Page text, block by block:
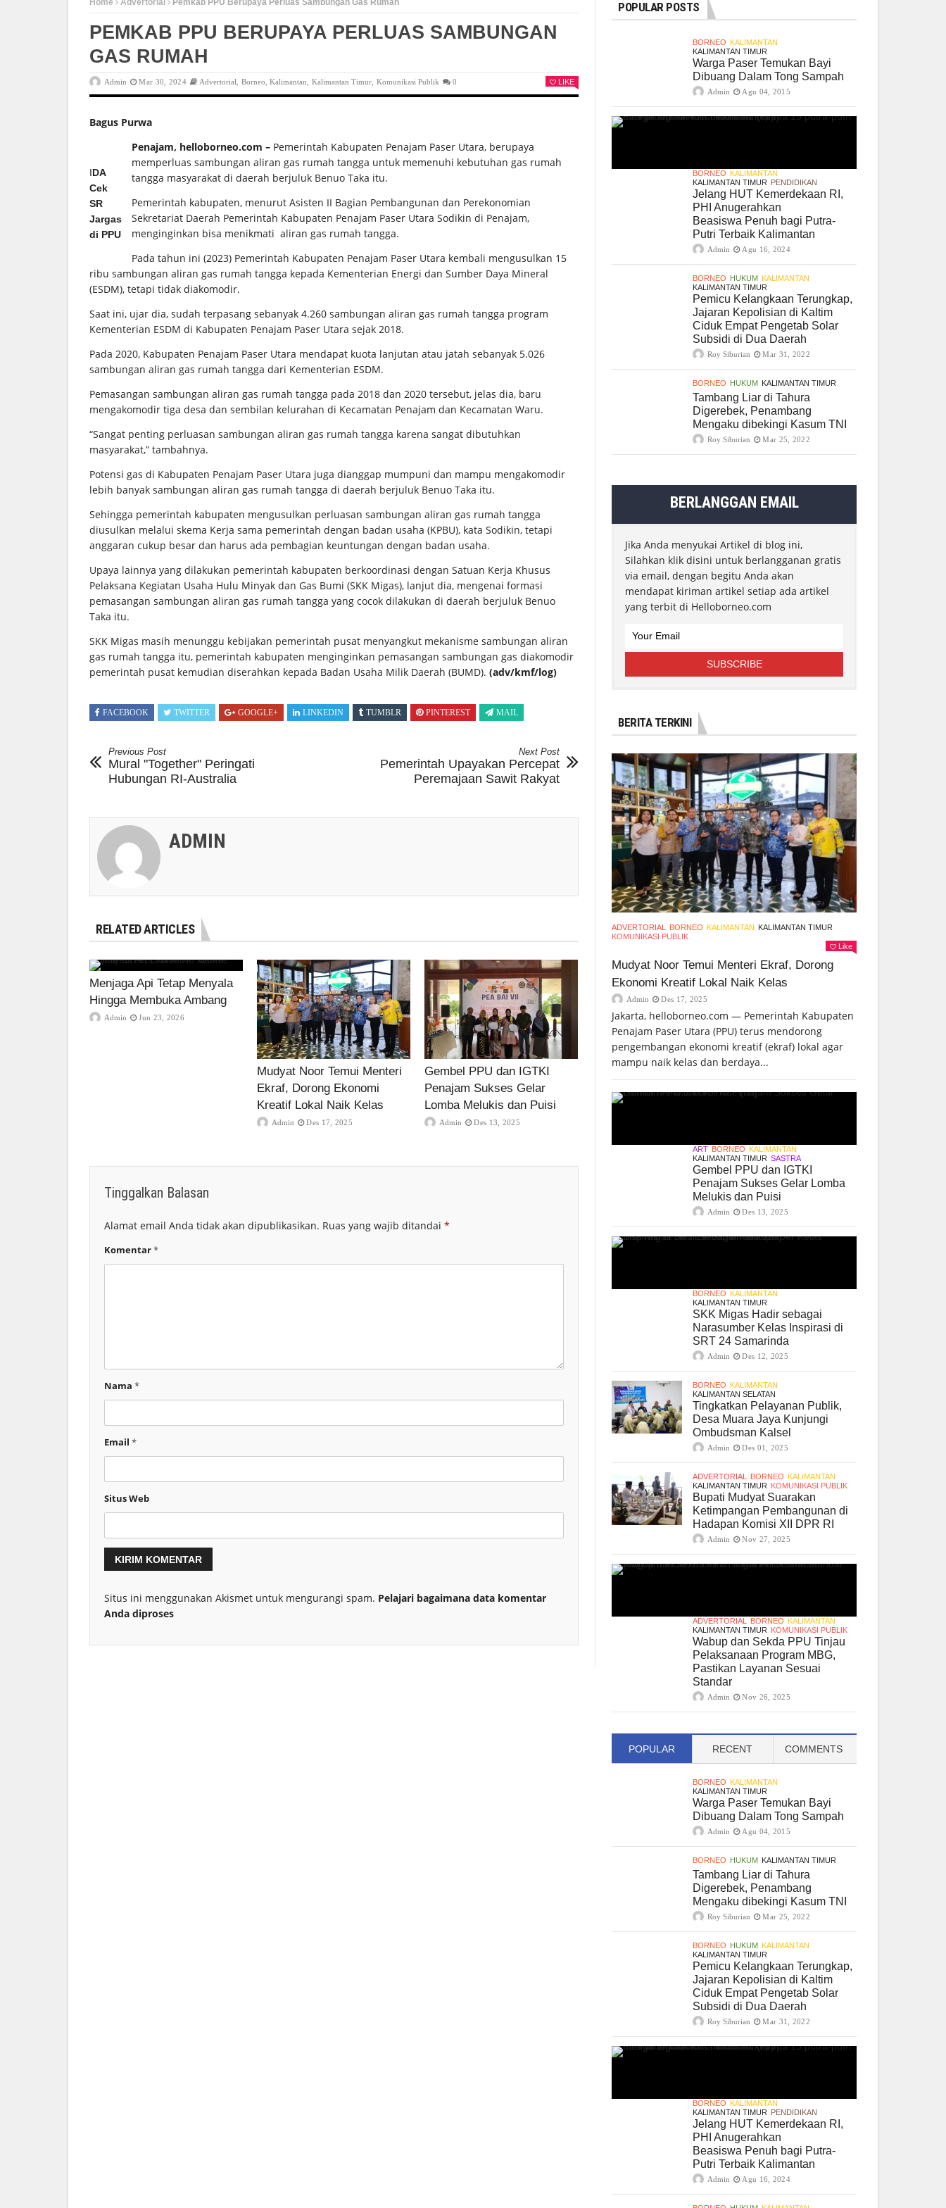
PEMKAB PPU BERUPAYA PERLUAS SAMBUNGAN
GAS RUMAH
Admin Mar 30, 2024 Advertorial Borneo ,Kalimantan ,Kalimantan Timur Komunikasi Publik 0 LIKE
Bagus Purwa
IDA
Cek
SR
Jargas
di PPU
Penajam, helloborneo.com – Pemerintah Kabupaten Penajam Paser Utara, berupaya
memperluas sambungan aliran gas rumah tangga untuk memenuhi kebutuhan gas rumah
tangga masyarakat di daerah berjuluk Benuo Taka itu.
Pemerintah kabupaten, menurut Asisten II Bagian Pembangunan dan Perekonomian
Sekretariat Daerah Pemerintah Kabupaten Penajam Paser Utara Sodikin di Penajam,
menginginkan bisa menikmati aliran gas rumah tangga.
Pada tahun ini (2023) Pemerintah Kabupaten Penajam Paser Utara kembali mengusulkan 15
ribu sambungan aliran gas rumah tangga kepada Kementerian Energi dan Sumber Daya Mineral
(ESDM), tetapi tidak diakomodir.
Saat ini, ujar dia, sudah terpasang sebanyak 4.260 sambungan aliran gas rumah tangga program
Kementerian ESDM di Kabupaten Penajam Paser Utara sejak 2018.
Pada 2020, Kabupaten Penajam Paser Utara mendapat kuota lanjutan atau jatah sebanyak 5.026
sambungan aliran gas rumah tangga dari Kementerian ESDM.
Pemasangan sambungan aliran gas rumah tangga pada 2018 dan 2020 tersebut, jelas dia, baru
mengakomodir tiga desa dan sembilan kelurahan di Kecamatan Penajam dan Kecamatan Waru.
“Sangat penting perluasan sambungan aliran gas rumah tangga karena sangat dibutuhkan
masyarakat,” tambahnya.
Potensi gas di Kabupaten Penajam Paser Utara juga dianggap mumpuni dan mampu mengakomodir
lebih banyak sambungan aliran gas rumah tangga di daerah berjuluk Benuo Taka itu.
Sehingga pemerintah kabupaten mengusulkan perluasan sambungan aliran gas rumah tangga
diusulkan melalui skema Kerja sama pemerintah dengan badan usaha (KPBU), kata Sodikin, tetapi
anggaran cukup besar dan harus ada pembagian keuntungan dengan badan usaha.
Upaya lainnya yang dilakukan pemerintah kabupaten berkoordinasi dengan Satuan Kerja Khusus
Pelaksana Kegiatan Usaha Hulu Minyak dan Gas Bumi (SKK Migas), lanjut dia, mengenai formasi
pemasangan sambungan aliran gas rumah tangga yang cocok dilakukan di daerah berjuluk Benuo
Taka itu.
SKK Migas masih menunggu kebijakan pemerintah pusat menyangkut mekanisme sambungan aliran
gas rumah tangga itu, pemerintah kabupaten menginginkan pemasangan sambungan gas diakomodir
pemerintah pusat kemudian diserahkan kepada Badan Usaha Milik Daerah (BUMD). (adv/kmf/log)
FACEBOOK TWITTER GOOGLE+ LINKEDIN TUMBLR PINTEREST MAIL
Previous Post
Mural "Together" Peringati
Hubungan RI-Australia
Next Post
Pemerintah Upayakan Percepat
Peremajaan Sawit Rakyat
ADMIN
RELATED ARTICLES
Menjaga Api Tetap Menyala
Hingga Membuka Ambang
Admin Jun 23, 2026
Mudyat Noor Temui Menteri
Ekraf, Dorong Ekonomi
Kreatif Lokal Naik Kelas
Admin Des 17, 2025
Gembel PPU dan IGTKI
Penajam Sukses Gelar
Lomba Melukis dan Puisi
Admin Des 13, 2025
Tinggalkan Balasan
Alamat email Anda tidak akan dipublikasikan. Ruas yang wajib ditandai *
Komentar*
Nama *
Email *
Situs Web
Situs ini menggunakan Akismet untuk mengurangi spam. Pelajari bagaimana data komentar
Anda diproses
POPULAR POSTS
BORNEO KALIMANTAN
KALIMANTAN TIMUR
Warga Paser Temukan Bayi
Dibuang Dalam Tong Sampah
Admin Agu 04, 2015
BORNEO KALIMANTAN
KALIMANTAN TIMUR PENDIDIKAN
Jelang HUT Kemerdekaan RI,
PHI Anugerahkan
Beasiswa Penuh bagi Putra-
Putri Terbaik Kalimantan
Admin Agu 16, 2024
BORNEO HUKUM KALIMANTAN
KALIMANTAN TIMUR
Pemicu Kelangkaan Terungkap,
Jajaran Kepolisian di Kaltim
Ciduk Empat Pengetab Solar
Subsidi di Dua Daerah
Roy Siburian Mar 31, 2022
BORNEO HUKUM KALIMANTAN TIMUR
Tambang Liar di Tahura
Digerebek, Penambang
Mengaku dibekingi Kasum TNI
Roy Siburian Mar 25, 2022
BERLANGGAN EMAIL
Jika Anda menyukai Artikel di blog ini,
Silahkan klik disini untuk berlangganan gratis
via email, dengan begitu Anda akan
mendapat kiriman artikel setiap ada artikel
yang terbit di Helloborneo.com
BERITA TERKINI
ADVERTORIAL BORNEO KALIMANTAN KALIMANTAN TIMUR
KOMUNIKASI PUBLIK
Like
Mudyat Noor Temui Menteri Ekraf, Dorong
Ekonomi Kreatif Lokal Naik Kelas
Admin Des 17, 2025
Jakarta, helloborneo.com — Pemerintah Kabupaten
Penajam Paser Utara (PPU) terus mendorong
pengembangan ekonomi kreatif (ekraf) lokal agar
mampu naik kelas dan berdaya...
ART BORNEO KALIMANTAN
KALIMANTAN TIMUR SASTRA
Gembel PPU dan IGTKI
Penajam Sukses Gelar Lomba
Melukis dan Puisi
Admin Des 13, 2025
BORNEO KALIMANTAN
KALIMANTAN TIMUR
SKK Migas Hadir sebagai
Narasumber Kelas Inspirasi di
SRT 24 Samarinda
Admin Des 12, 2025
BORNEO KALIMANTAN
KALIMANTAN SELATAN
Tingkatkan Pelayanan Publik,
Desa Muara Jaya Kunjungi
Ombudsman Kalsel
Admin Des 01, 2025
ADVERTORIAL BORNEO KALIMANTAN
KALIMANTAN TIMUR KOMUNIKASI PUBLIK
Bupati Mudyat Suarakan
Ketimpangan Pembangunan di
Hadapan Komisi XII DPR RI
Admin Nov 27, 2025
ADVERTORIAL BORNEO KALIMANTAN
KALIMANTAN TIMUR KOMUNIKASI PUBLIK
Wabup dan Sekda PPU Tinjau
Pelaksanaan Program MBG,
Pastikan Layanan Sesuai
Standar
Admin Nov 26, 2025
POPULAR RECENT COMMENTS
BORNEO KALIMANTAN
KALIMANTAN TIMUR
Warga Paser Temukan Bayi
Dibuang Dalam Tong Sampah
Admin Agu 04, 2015
BORNEO HUKUM KALIMANTAN TIMUR
Tambang Liar di Tahura
Digerebek, Penambang
Mengaku dibekingi Kasum TNI
Roy Siburian Mar 25, 2022
BORNEO HUKUM KALIMANTAN
KALIMANTAN TIMUR
Pemicu Kelangkaan Terungkap,
Jajaran Kepolisian di Kaltim
Ciduk Empat Pengetab Solar
Subsidi di Dua Daerah
Roy Siburian Mar 31, 2022
BORNEO KALIMANTAN
KALIMANTAN TIMUR PENDIDIKAN
Jelang HUT Kemerdekaan RI,
PHI Anugerahkan
Beasiswa Penuh bagi Putra-
Putri Terbaik Kalimantan
Admin Agu 16, 2024